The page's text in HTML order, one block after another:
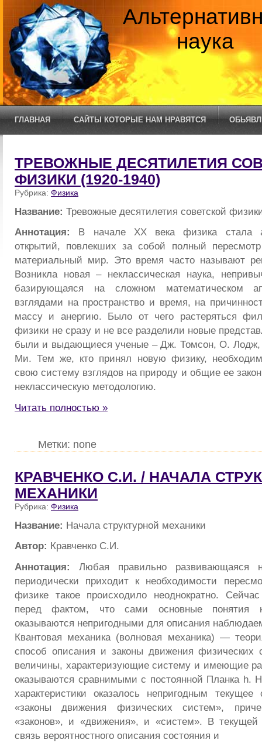
наука
ГЛАВНАЯ САЙТЫ КОТОРЫЕ НАМ НРАВЯТСЯ
ТРЕВОЖНЫЕ ДЕСЯТИЛЕТИЯ
ФИЗИКИ (1920-1940)
Рубрика: Физика
Название: Тревожные десятилетия советской
Аннотация: В начале XX века физика стала
открытий, повлекших за собой полный
материальный мир. Это время часто называют
Возникла новая – неклассическая наука,
базирующаяся на сложном математическом
взглядами на пространство и время, на
массу и анергию. Было от чего растеряться
физики не сразу и не все разделили новые
были и выдающиеся ученые – Дж. Томсон, О.
Ми. Тем же, кто принял новую физику,
свою систему взглядов на природу и общие ее
неклассическую методологию.
Читать полностью »
Метки: none
КРАВЧЕНКО С.И. / НАЧАЛА
МЕХАНИКИ
Рубрика: Физика
Название: Начала структурной механики
Автор: Кравченко С.И.
Аннотация: Любая правильно развивающаяся
периодически приходит к необходимости
физике такое происходило неоднократно.
перед фактом, что сами основные понятия
оказываются непригодными для описания
Квантовая механика (волновая механика) —
способ описания и законы движения физических
величины, характеризующие систему и имеющие
оказываются сравнимыми с постоянной Планка h.
характеристики оказалось непригодным текущее
«законы движения физических систем»,
«законов», и «движения», и «систем». В текущей
связь вероятностного описания состояния и